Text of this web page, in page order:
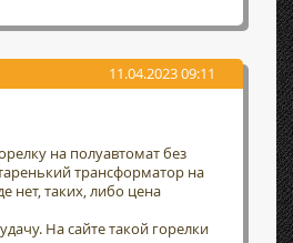
11.04.2023 09:11
на полуавтомат без
трансформатор на
нет, таких, либо цена
На сайте такой горелки